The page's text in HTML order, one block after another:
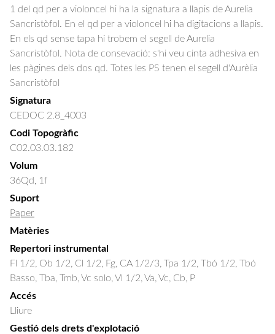
1 del qd per a violoncel hi ha la signatura a llapis de Aurelia
Sancristòfol. En el qd per a violoncel hi ha digitacions a llapis.
En els qd sense tapa hi trobem el segell de Aurelia
Sancristòfol. Nota de consevació: s'hi veu cinta adhesiva en
les pàgines dels dos qd. Totes les PS tenen el segell d'Aurèlia
Sancristòfol
Signatura
CEDOC 2.8_4003
Codi Topogràfic
C02.03.03.182
Volum
36Qd, 1f
Suport
Paper
Matèries
Repertori instrumental
Fl 1/2, Ob 1/2, Cl 1/2, Fg, CA 1/2/3, Tpa 1/2, Tbó 1/2, Tbó
Basso, Tba, Tmb, Vc solo, Vl 1/2, Va, Vc, Cb, P
Accés
Lliure
Gestió dels drets d'explotació